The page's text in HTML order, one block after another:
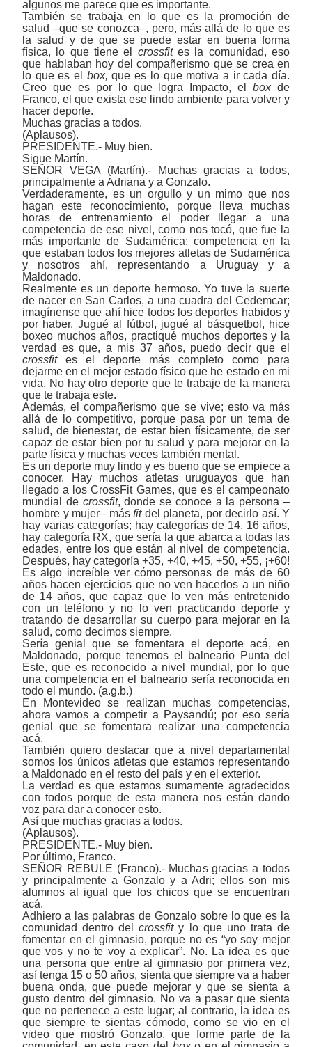
algunos me parece que es importante.
También se trabaja en lo que es la promoción de
salud ‒que se conozca‒, pero, más allá de lo que es
la salud y de que se puede estar en buena forma
física, lo que tiene el crossfites la comunidad, eso
que hablaban hoy del compañerismo que se crea en
lo que es el box,que es lo que motiva a ir cada día.
Creo que es por lo que logra Impacto, elboxde
Franco, el que exista ese lindo ambiente para volver y
hacer deporte.
Muchas gracias a todos.
(Aplausos).
PRESIDENTE.- Muy bien.
Sigue Martín.
SEÑOR VEGA (Martín).- Muchas gracias a todos,
principalmente a Adriana y a Gonzalo.
Verdaderamente, es un orgullo y un mimo que nos
hagan este reconocimiento, porque lleva muchas
horas de entrenamiento el poder llegar a una
competencia de ese nivel, como nos tocó, que fue la
más importante de Sudamérica; competencia en la
que estaban todos los mejores atletas de Sudamérica
y nosotros ahí, representando a Uruguay y a
Maldonado.
Realmente es un deporte hermoso. Yo tuve la suerte
de nacer en San Carlos, a una cuadra del Cedemcar;
imagínense que ahí hice todos los deportes habidos y
por haber. Jugué al fútbol, jugué al básquetbol, hice
boxeo muchos años, practiqué muchos deportes y la
verdad es que, a mis 37 años, puedo decir que el
crossfites el deporte más completo como para
dejarme en el mejor estado físico que he estado en mi
vida. No hay otro deporte que te trabaje de la manera
que te trabaja este.
Además, el compañerismo que se vive; esto va más
allá de lo competitivo, porque pasa por un tema de
salud, de bienestar, de estar bien físicamente, de ser
capaz de estar bien por tu salud y para mejorar en la
parte física y muchas veces también mental.
Es un deporte muy lindo y es bueno que se empiece a
conocer. Hay muchos atletas uruguayos que han
llegado a los CrossFit Games, que es el campeonato
mundial de crossfit, donde se conoce a la persona ‒
hombre y mujer‒ más fitdel planeta, por decirlo así. Y
hay varias categorías; hay categorías de 14, 16 años,
hay categoría RX, que sería la que abarca a todas las
edades, entre los que están al nivel de competencia.
Después, hay categoría +35, +40, +45, +50, +55, ¡+60!
Es algo increíble ver cómo personas de más de 60
años hacen ejercicios que no ven hacerlos a un niño
de 14 años, que capaz que lo ven más entretenido
con un teléfono y no lo ven practicando deporte y
tratando de desarrollar su cuerpo para mejorar en la
salud, como decimos siempre.
Sería genial que se fomentara el deporte acá, en
Maldonado, porque tenemos el balneario Punta del
Este, que es reconocido a nivel mundial, por lo que
una competencia en el balneario sería reconocida en
todo el mundo. (a.g.b.)
En Montevideo se realizan muchas competencias,
ahora vamos a competir a Paysandú; por eso sería
genial que se fomentara realizar una competencia
acá.
También quiero destacar que a nivel departamental
somos los únicos atletas que estamos representando
a Maldonado en el resto del país y en el exterior.
La verdad es que estamos sumamente agradecidos
con todos porque de esta manera nos están dando
voz para dar a conocer esto.
Así que muchas gracias a todos.
(Aplausos).
PRESIDENTE.- Muy bien.
Por último, Franco.
SEÑOR REBULE (Franco).- Muchas gracias a todos
y principalmente a Gonzalo y a Adri; ellos son mis
alumnos al igual que los chicos que se encuentran
acá.
Adhiero a las palabras de Gonzalo sobre lo que es la
comunidad dentro delcrossfity lo que uno trata de
fomentar en el gimnasio, porque no es “yo soy mejor
que vos y no te voy a explicar”. No. La idea es que
una persona que entre al gimnasio por primera vez,
así tenga 15 o 50 años, sienta que siempre va a haber
buena onda, que puede mejorar y que se sienta a
gusto dentro del gimnasio. No va a pasar que sienta
que no pertenece a este lugar; al contrario, la idea es
que siempre te sientas cómodo, como se vio en el
video que mostró Gonzalo, que forme parte de la